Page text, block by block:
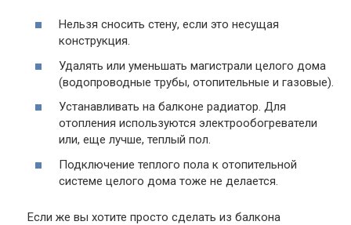
Нельзя сносить стену, если это несущая
конструкция.
Удалять или уменьшать магистрали целого дома
(водопроводные трубы, отопительные и газовые).
Устанавливать на балконе радиатор. Для
отопления используются электрообогреватели
или, еще лучше, теплый пол.
Подключение теплого пола к отопительной
системе целого дома тоже не делается.
Если же вы хотите просто сделать из балкона